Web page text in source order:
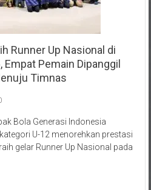
Runner Up Nasional di
Pemain Dipanggil
Timnas
U-12 menorehkan prestasi
gelar Runner Up Nasional pada